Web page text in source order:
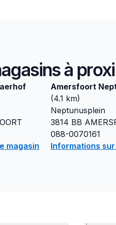
à
magasin
Amersfoort
(4.1 km)
Neptunusplein
3814 BB
088-0070161
Informations